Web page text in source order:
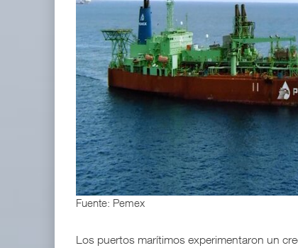
Fuente: Pemex
Los puertos marítimos experimentaron un
ExxonMobil lleva mantenimiento predictivo al au
05 AGO 2026
IT-ANÁLISIS: Volaris abrirá ruta entre Washingt
06 AGO 2026